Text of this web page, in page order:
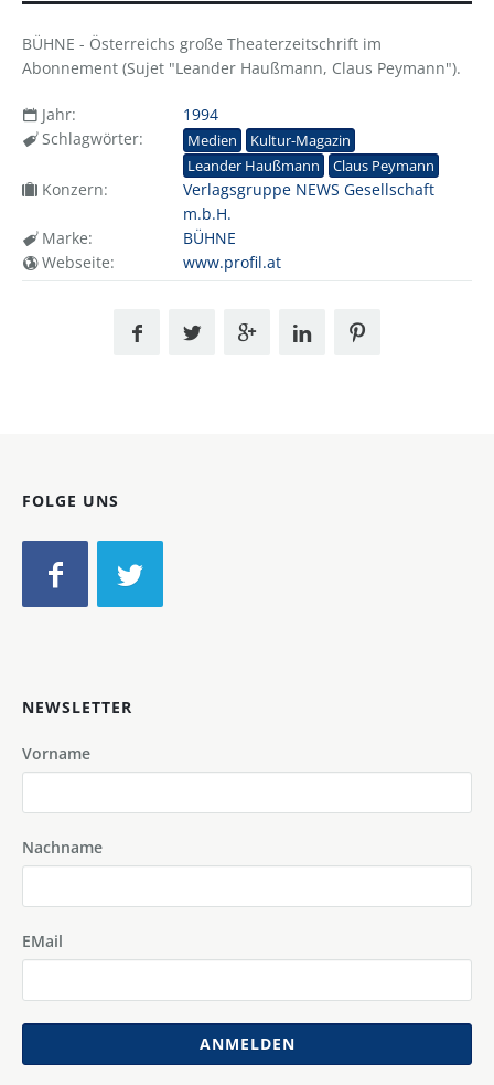
BÜHNE - Österreichs große Theaterzeitschrift im
Abonnement (Sujet "Leander Haußmann, Claus Peymann").
Jahr:
1994
Schlagwörter:
Medien
Kultur-Magazin
Leander Haußmann
Claus Peymann
Konzern:
Verlagsgruppe NEWS Gesellschaft
m.b.H.
Marke:
BÜHNE
Webseite:
www.profil.at
FOLGE UNS
NEWSLETTER
Vorname
Nachname
EMail
ANMELDEN